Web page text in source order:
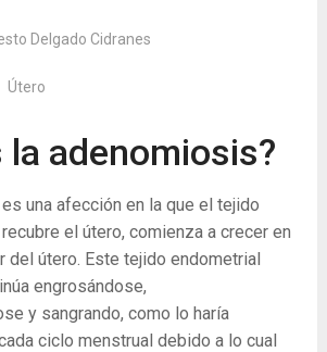
Delgado Cidranes
Útero
la adenomiosis?
es una afección en la que el tejido
el útero, comienza a crecer en
del útero. Este tejido endometrial
engrosándose,
y sangrando, como lo haría
ciclo menstrual debido a lo cual